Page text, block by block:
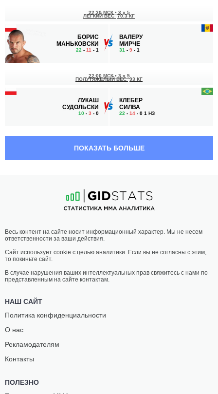
БОРИС
МАНЬКОВСКИ
22 - 11 - 1
22:30 МСК • 3 x 5
ЛЕГКИЙ ВЕС 70.3 КГ
ВАЛЕРУ
МИРЧЕ
31 - 9 - 1
ЛУКАШ
СУДОЛЬСКИ
10 - 3 - 0
22:00 МСК• 3 x 5
ПОЛУТЯЖЕЛЫЙ ВЕС 93 КГ
КЛЕБЕР
СИЛВА
22 - 14 - 0 1 НЗ
РАЕВСКИ
13-11- 0 1 НЗ
21:00 МСК•
ЛЕГКИЙ ВЕС 70.3 КГ
СИРАЖ
ПОКАЗАТЬ БОЛЬШЕ
Весь контент на сайте носит информационный характер. Мы не несем
ответственности за ваши действия.
Сайт использует cookie с целью аналитики. Если вы не согласны с этим,
то покиньте сайт.
В случае нарушения ваших интеллектуальных прав свяжитесь с нами по
представленным на сайте контактам.
НАШ САЙТ
Политика конфиденциальности
О нас
Рекламодателям
Контакты
ПОЛЕЗНО